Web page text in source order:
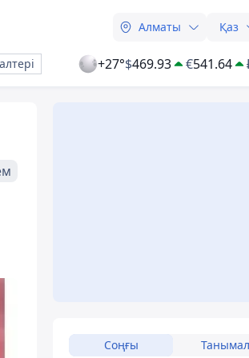
Алматы Қаз
+27°$469.93 €541.64
Соңғы Танымал